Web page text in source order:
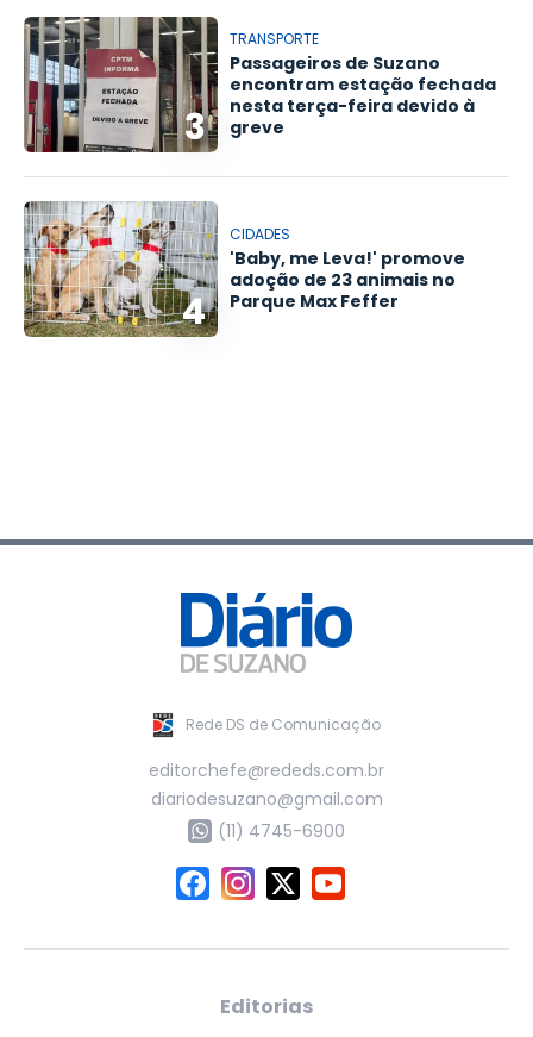
3
TRANSPORTE
Passageiros de Suzano
encontram estação fechada
nesta terça-feira devido à
greve
4
CIDADES
'Baby, me Leva!' promove
adoção de 23 animais no
Parque Max Feffer
Rede DS de Comunicação
editorchefe@rededs.com.br
diariodesuzano@gmail.com
(11) 4745-6900
Editorias